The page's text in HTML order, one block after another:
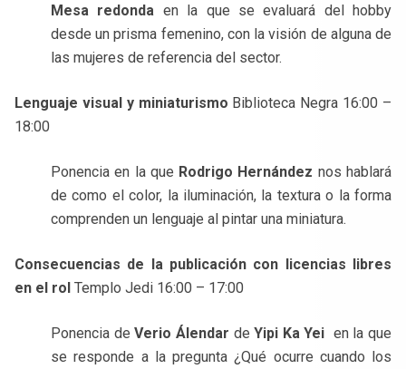
Mesa redonda en la que se evaluará del hobby
desde un prisma femenino, con la visión de alguna de
las mujeres de referencia del sector.
Lenguaje visual y miniaturismo Biblioteca Negra 16:00 –
18:00
Ponencia en la que Rodrigo Hernández nos hablará
de como el color, la iluminación, la textura o la forma
comprenden un lenguaje al pintar una miniatura.
Consecuencias de la publicación con licencias libres
en el rol Templo Jedi 16:00 – 17:00
Ponencia deVerio Álendar deYipi Ka Yei en la que
se responde a la pregunta ¿Qué ocurre cuando los